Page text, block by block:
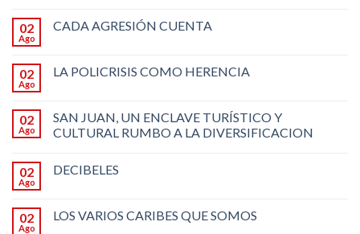
02
Ago
CADA AGRESIÓN CUENTA
02
Ago
LA POLICRISIS COMO HERENCIA
02
Ago
SAN JUAN, UN ENCLAVE TURÍSTICO Y
CULTURAL RUMBO A LA DIVERSIFICACION
02
Ago
DECIBELES
02
Ago
LOS VARIOS CARIBES QUE SOMOS